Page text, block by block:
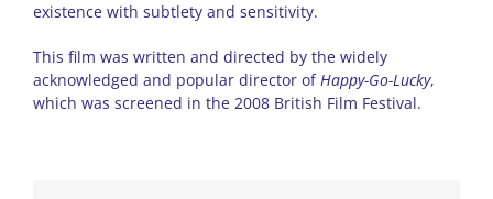
existence with subtlety and sensitivity.
This film was written and directed by the widely
acknowledged and popular director ofHappy-Go-Lucky,
which was screened in the 2008 British Film Festival.